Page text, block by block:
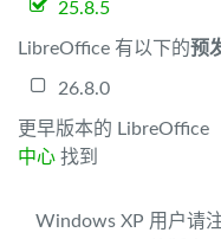
25.8.5
LibreOffice 有以下的预
26.8.0
更早版本的 LibreOffice
中心 找到
Windows XP 用户请